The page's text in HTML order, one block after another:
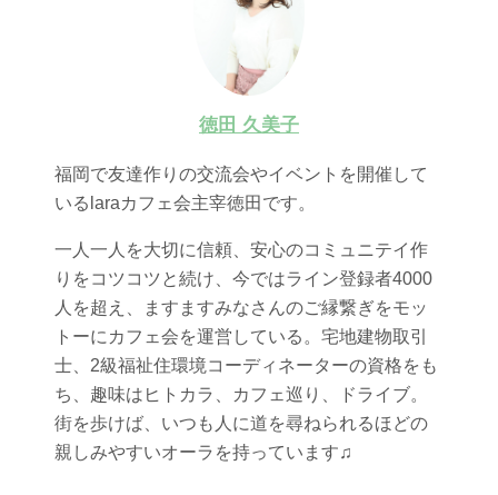
徳田 久美子
福岡で友達作りの交流会やイベントを開催して
いるlaraカフェ会主宰徳田です。
一人一人を大切に信頼、安心のコミュニテイ作
りをコツコツと続け、今ではライン登録者4000
人を超え、ますますみなさんのご縁繋ぎをモッ
トーにカフェ会を運営している。宅地建物取引
士、2級福祉住環境コーディネーターの資格をも
ち、趣味はヒトカラ、カフェ巡り、ドライブ。
街を歩けば、いつも人に道を尋ねられるほどの
親しみやすいオーラを持っています♫